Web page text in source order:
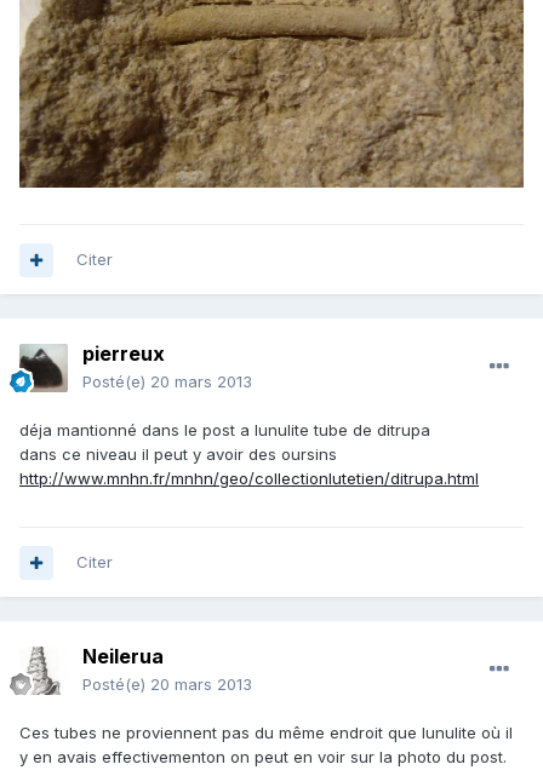
Citer
pierreux
Posté(e) 20 mars 2013
déja mantionné dans le post a lunulite tube de ditrupa
dans ce niveau il peut y avoir des oursins
http://www.mnhn.fr/mnhn/geo/collectionlutetien/ditrupa.html
Citer
Neilerua
Posté(e) 20 mars 2013
Ces tubes ne proviennent pas du même endroit que lunulite où il
y en avais effectivementon on peut en voir sur la photo du post.